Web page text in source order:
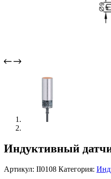
Индуктивный
Артикул: II0108 Категория: